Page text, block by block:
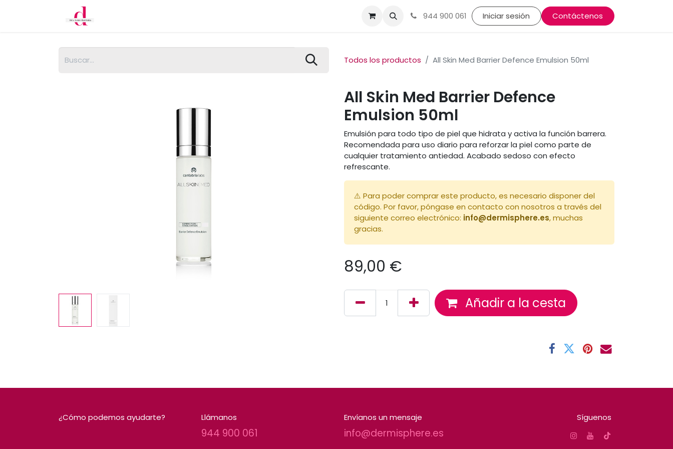
Acné, Rosácea, Melasma, Alopecia Rutinas cosméticas Dermatología
944 900 061 Iniciar sesión Contáctenos
Todos los productos All Skin Med Barrier Defence Emulsion 50ml
All Skin Med Barrier Defence
Emulsion 50ml
Emulsión para todo tipo de piel que hidrata y activa la función barrera.
Recomendada para uso diario para reforzar la piel como parte de
cualquier tratamiento antiedad. Acabado sedoso con efecto
refrescante.
⚠️ Para poder comprar este producto, es necesario disponer del
código. Por favor, póngase en contacto con nosotros a través del
siguiente correo electrónico: info@dermisphere.es, muchas
gracias.
89,00 €
Añadir a la cesta
¿Cómo podemos ayudarte? Llámanos
944 900 061
Envíanos un mensaje
info@dermisphere.es
Síguenos